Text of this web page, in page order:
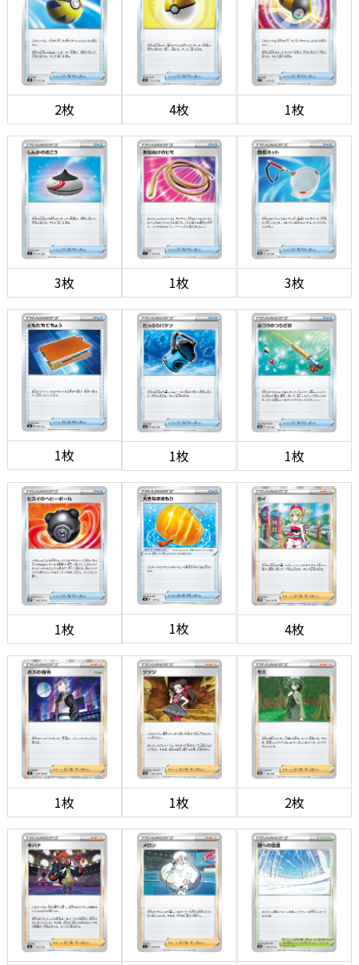
2枚 4枚 1枚
3枚 1枚 3枚
1枚 1枚 1枚
1枚 1枚 4枚
1枚 1枚 2枚